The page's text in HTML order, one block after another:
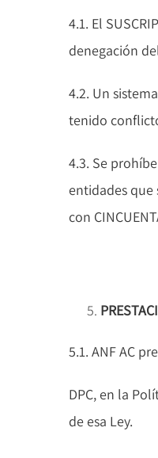
4.1. El
denegación
4.2. Un
tenido
4.3. Se
entidades que
con
5.1. ANF AC
DPC, en la
de esa Ley.